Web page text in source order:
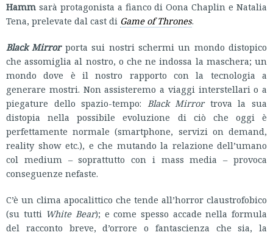
Hamm sarà protagonista a fianco di Oona Chaplin e Natalia
Tena, prelevate dal cast di Game of Thrones.
Black Mirrorporta sui nostri schermi un mondo distopico
che assomiglia al nostro, o che ne indossa la maschera; un
mondo dove è il nostro rapporto con la tecnologia a
generare mostri. Non assisteremo a viaggi interstellari o a
piegature dello spazio-tempo: Black Mirrortrova la sua
distopia nella possibile evoluzione di ciò che oggi è
perfettamente normale (smartphone, servizi on demand,
reality show etc.), e che mutando la relazione dell’umano
col medium – soprattutto con i mass media – provoca
conseguenze nefaste.
C’è un clima apocalittico che tende all’horror claustrofobico
(su tutti White Bear); e come spesso accade nella formula
del racconto breve, d’orrore o fantascienza che sia, la